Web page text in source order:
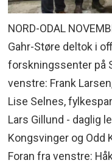
NORD-ODAL
Gahr-Støre deltok i
forskningssenter på
venstre: Frank
Lise Selnes,
Lars Gillund - daglig
Kongsvinger og Odd
Foran fra venstre: